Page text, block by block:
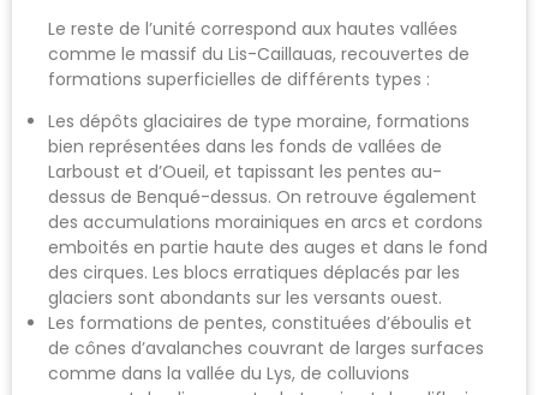
Le reste de l’unité correspond aux hautes vallées
comme le massif du Lis-Caillauas, recouvertes de
formations superficielles de différents types :
Les dépôts glaciaires de type moraine, formations
bien représentées dans les fonds de vallées de
Larboust et d’Oueil, et tapissant les pentes au-
dessus de Benqué-dessus. On retrouve également
des accumulations morainiques en arcs et cordons
emboités en partie haute des auges et dans le fond
des cirques. Les blocs erratiques déplacés par les
glaciers sont abondants sur les versants ouest.
Les formations de pentes, constituées d’éboulis et
de cônes d’avalanches couvrant de larges surfaces
comme dans la vallée du Lys, de colluvions